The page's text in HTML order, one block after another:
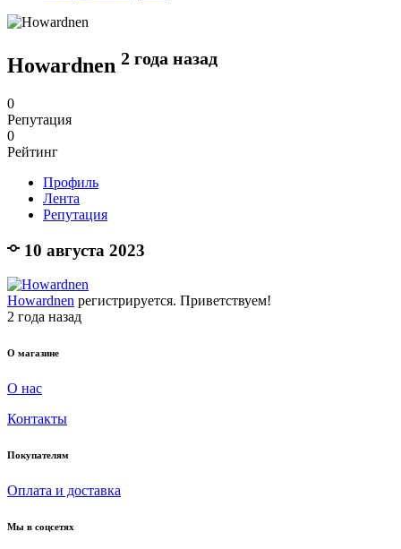
Howardnen 2 года назад
0
Репутация
0
Рейтинг
Профиль
Лента
Репутация
10 августа 2023
Howardnen регистрируется. Приветствуем!
2 года назад
О магазине
О нас
Контакты
Покупателям
Оплата и доставка
Мы в соцсетях